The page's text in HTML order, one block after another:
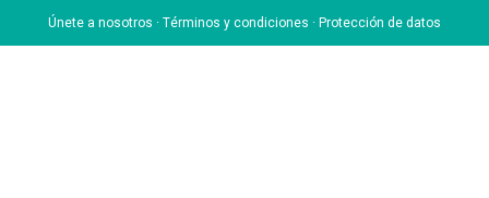
Únete a nosotros · Términos y condiciones · Protección de datos